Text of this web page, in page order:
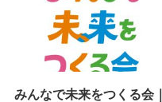
みんなで未来をつくる会｜